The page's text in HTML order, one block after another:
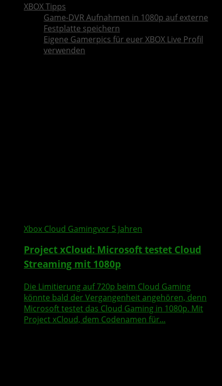
XBOX Tipps
Game-DVR Aufnahmen in 1080p auf externe
Festplatte speichern
Eigene Gamerpics für euer XBOX Live Profil
verwenden
Xbox Cloud Gamingvor 5 Jahren
Project xCloud: Microsoft testet Cloud
Streaming mit 1080p
Die Limitierung auf 720p beim Cloud Gaming
könnte bald der Vergangenheit angehören, denn
Microsoft testet das Cloud Gaming in 1080p. Mit
Project xCloud, dem Codenamen für...